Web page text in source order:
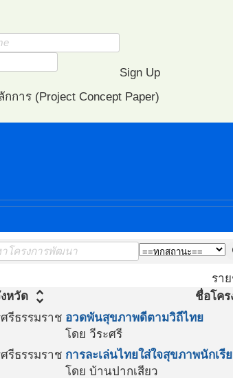
Sign Up
การ (Project Concept Paper)
รา
หวัด unfold_more ชื่อโคร
รีธรรมราช อวดพันสุขภาพดีตามวิถีไทย
โดย วีระศรี
รีธรรมราช การละเล่นไทยใส่ใจสุขภาพนักเ
โดย บ้านปากเสียว